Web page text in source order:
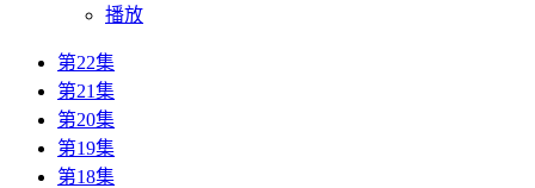
播放
第22集
第21集
第20集
第19集
第18集